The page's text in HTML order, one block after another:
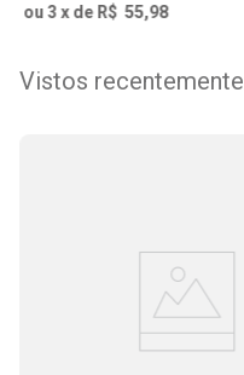
ou3x de R$ 55,98
Vistos recentemente